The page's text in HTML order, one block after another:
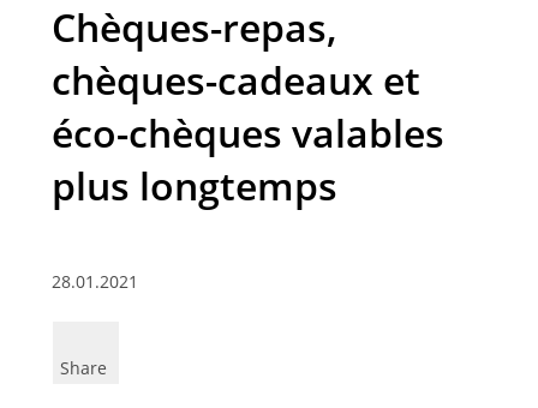
Chèques-repas,
chèques-cadeaux et
éco-chèques valables
plus longtemps
28.01.2021
Share